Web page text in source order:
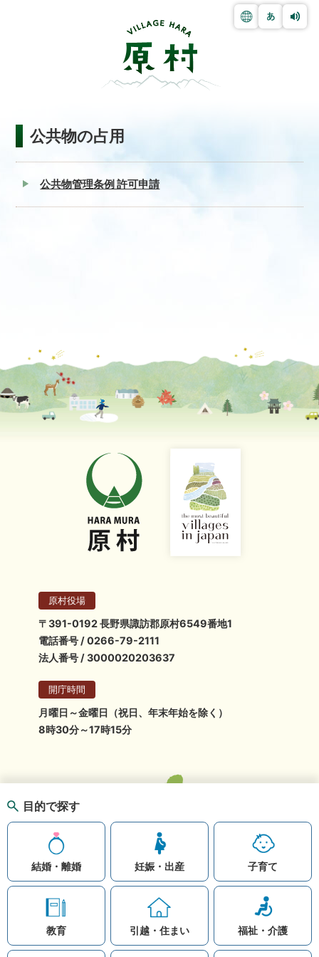
公共物の占用
公共物管理条例 許可申請
目的で探す
結婚・離婚 妊娠・出産 子育て
教育 引越・住まい 福祉・介護
原村役場
〒391-0192 長野県諏訪郡原村6549番地1
電話番号 / 0266-79-2111
法人番号 / 3000020203637
開庁時間
月曜日～金曜日（祝日、年末年始を除く）
8時30分～17時15分